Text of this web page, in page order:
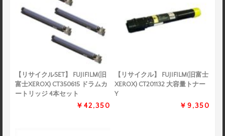
【リサイクルSET】 FUJIFILM(旧
富士XEROX) CT350615 ドラムカ
ートリッジ 4本セット
￥42,350
【リサイクル】 FUJIFILM(旧富士
XEROX) CT201132 大容量トナー
Y
￥9,350